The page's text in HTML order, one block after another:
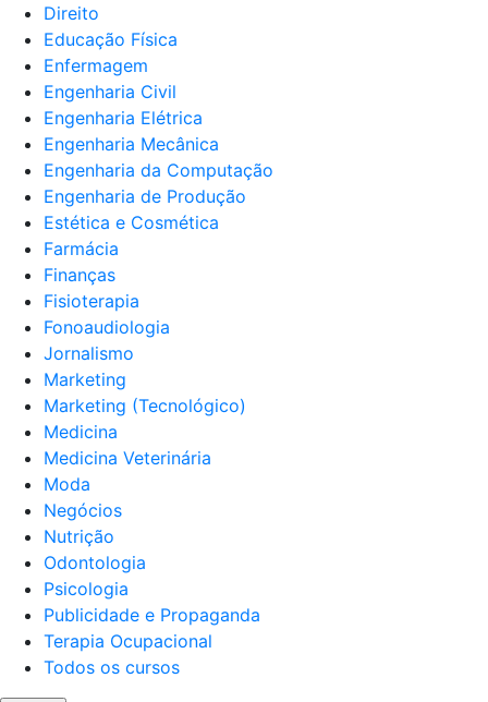
Direito
Educação Física
Enfermagem
Engenharia Civil
Engenharia Elétrica
Engenharia Mecânica
Engenharia da Computação
Engenharia de Produção
Estética e Cosmética
Farmácia
Finanças
Fisioterapia
Fonoaudiologia
Jornalismo
Marketing
Marketing (Tecnológico)
Medicina
Medicina Veterinária
Moda
Negócios
Nutrição
Odontologia
Psicologia
Publicidade e Propaganda
Terapia Ocupacional
Todos os cursos